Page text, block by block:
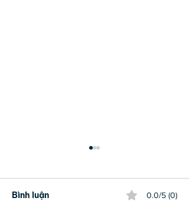
Bình luận 0.0/5 (0)